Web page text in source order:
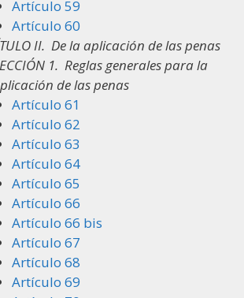
Artículo 59
Artículo 60
II. De la aplicación de las penas
1. Reglas generales para la
de las penas
Artículo 61
Artículo 62
Artículo 63
Artículo 64
Artículo 65
Artículo 66
Artículo 66 bis
Artículo 67
Artículo 68
Artículo 69